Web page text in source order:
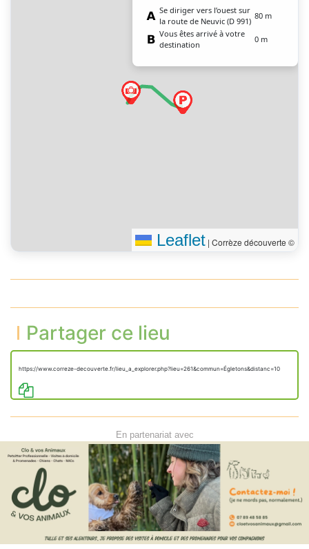
Se diriger vers l’ouest sur
la route de Neuvic (D 991)
80 m
Vous êtes arrivé à votre
destination
0 m
Leaflet | Corrèze découverte ©
Partager ce lieu
https://www.correze-decouverte.fr/lieu_a_explorer.php?lieu=261&commun=Égletons&distanc=10
En partenariat avec